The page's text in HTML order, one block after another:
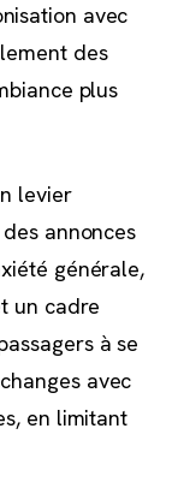
avec
des
plus
levier
annonces
générale,
un cadre
à se
avec
en limitant